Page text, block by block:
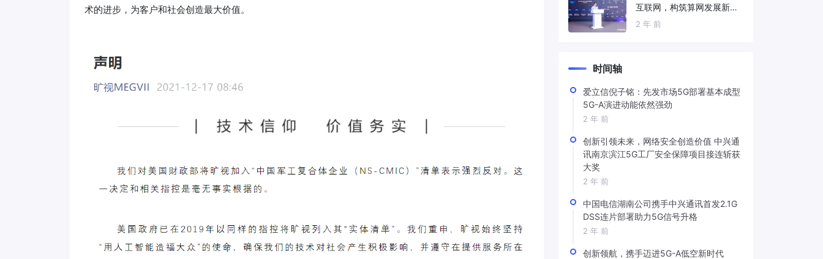
术的进步，为客户和社会创造最大价值。
互联网，构筑算网发展新底
座
2 年 前
时间轴
爱立信倪子铭：先发市场5G部署基本成型
5G-A演进动能依然强劲
2 年 前
创新引领未来，网络安全创造价值 中兴通
讯南京滨江5G工厂安全保障项目接连斩获
大奖
2 年 前
中国电信湖南公司携手中兴通讯首发2.1G
DSS连片部署助力5G信号升格
2 年 前
创新领航，携手迈进5G-A低空新时代